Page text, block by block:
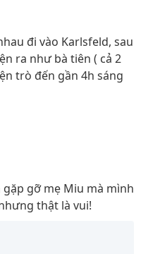
đi vào Karlsfeld, sau
ra như bà tiên ( cả 2
trò đến gần 4h sáng
gặp gỡ mẹ Miu mà mình
thật là vui!